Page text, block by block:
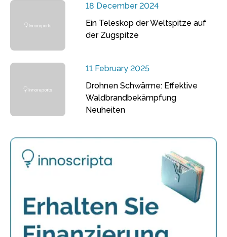
18 December 2024
Ein Teleskop der Weltspitze auf
der Zugspitze
11 February 2025
Drohnen Schwärme: Effektive
Waldbrandbekämpfung
Neuheiten